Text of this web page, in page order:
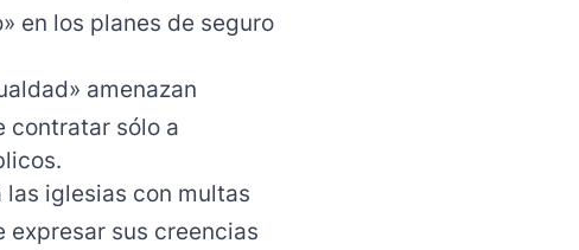
en los planes de seguro
amenazan
contratar sólo a
las iglesias con multas
expresar sus creencias